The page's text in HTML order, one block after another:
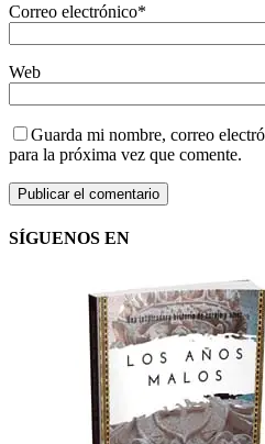
Correo electrónico*
Web
Guarda mi nombre, correo
para la próxima vez que comente.
SÍGUENOS EN